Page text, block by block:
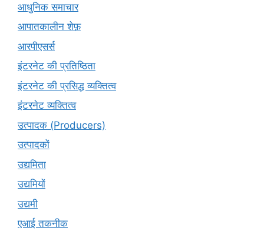
आधुनिक समाचार
आपातकालीन शेफ़
आरपीएसर्स
इंटरनेट की प्रतिष्ठिता
इंटरनेट की प्रसिद्ध व्यक्तित्व
इंटरनेट व्यक्तित्व
उत्पादक (Producers)
उत्पादकों
उद्यमिता
उद्यमियों
उद्यमी
एआई तकनीक